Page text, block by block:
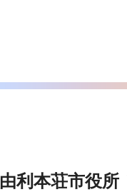
由利本荘市役所